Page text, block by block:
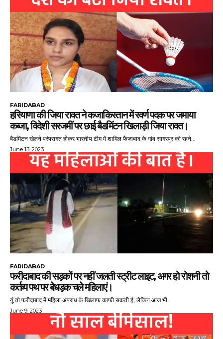
FARIDABAD
हरियाणा की जिया रावत ने कजाकिस्तान में स्वर्ण पदक पर जमाया
कब्जा, विदेशी सरजमीं पर छाई बैडमिंटन खिलाड़ी जिया रावत।
बैडमिंटन खेलने परंपरागत होकर भारतीय टीम में शामिल फैजाबाद के गांव सागरपुर की रहने...
June 13, 2023
FARIDABAD
फरीदाबाद की सड़कों पर नहीं जलती स्ट्रीट लाइट, अगर हो रोशनी तो
कर्तव्य पथ पर बेधड़क चले महिलाएं।
यूं तो फरीदाबाद में महिला अपराध के खिलाफ काफी सकती है, लेकिन आज भी...
June 9, 2023